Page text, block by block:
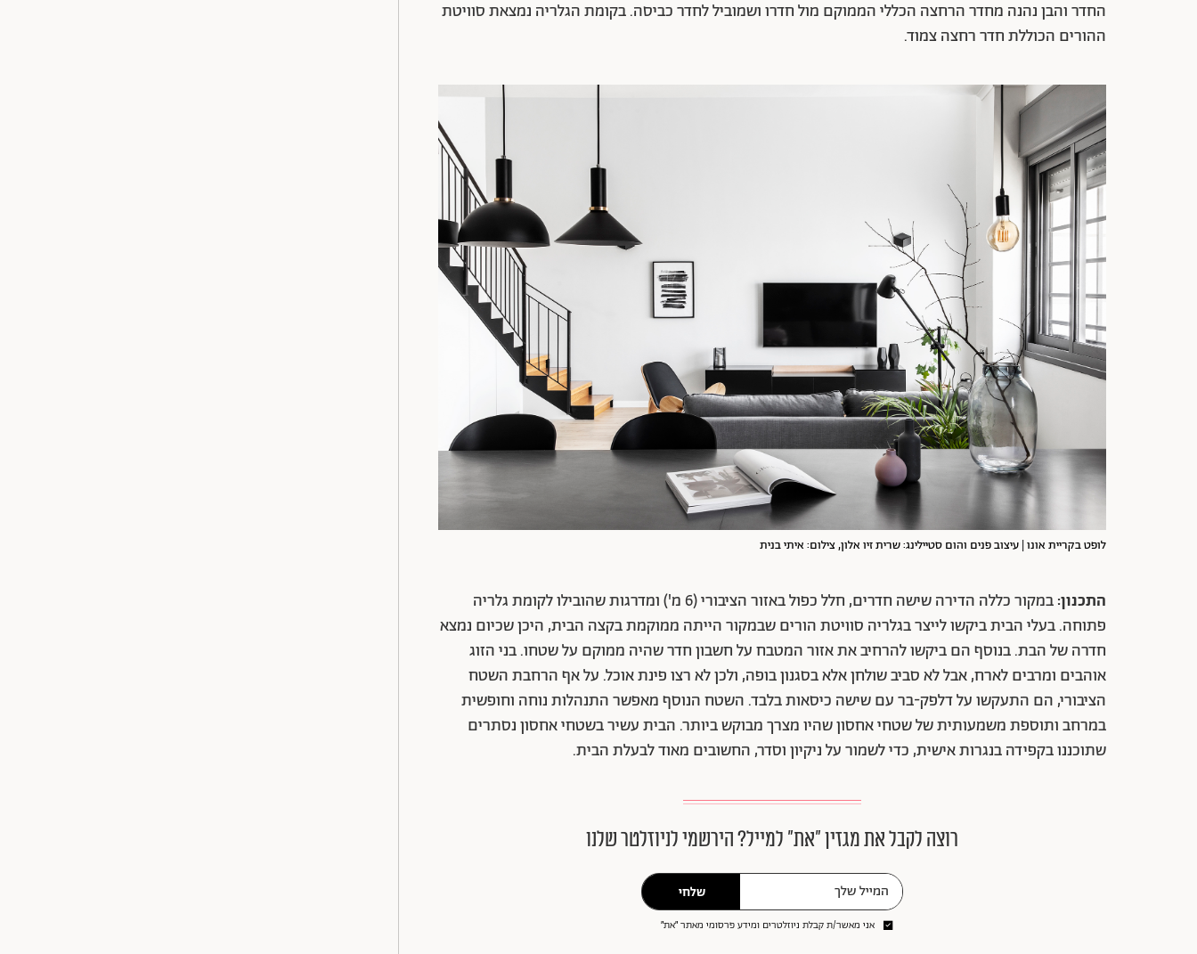
החדר והבן נהנה מחדר הרחצה הכללי הממוקם מול חדרו ושמוביל לחדר כביסה. בקומת הגלריה נמצאת סוויטת
ההורים הכוללת חדר רחצה צמוד.
לופט בקריית אונו | עיצוב פנים והום סטיילינג: שרית זיו אלון, צילום: איתי בנית
התכנון:במקור
כללה הדירה שישה חדרים, חלל כפול באזור הציבורי (6 מ') ומדרגות שהובילו לקומת גלריה
פתוחה. בעלי הבית ביקשו לייצר בגלריה סוויטת הורים שבמקור הייתה ממוקמת בקצה הבית, היכן שכיום נמצא
חדרה של הבת. בנוסף הם ביקשו להרחיב את אזור המטבח על חשבון חדר שהיה ממוקם על שטחו. בני הזוג
אוהבים ומרבים לארח, אבל לא סביב שולחן אלא בסגנון בופה, ולכן לא רצו פינת אוכל. על אף הרחבת השטח
הציבורי, הם התעקשו על דלפק-בר עם שישה כיסאות בלבד. השטח הנוסף מאפשר התנהלות נוחה וחופשית
במרחב ותוספת משמעותית של שטחי אחסון שהיו מצרך מבוקש ביותר. הבית עשיר בשטחי אחסון נסתרים
שתוכננו בקפידה בנגרות אישית, כדי לשמור על ניקיון וסדר, החשובים מאוד לבעלת הבית.
רוצה לקבל את מגזין ״את״ למייל? הירשמי לניוזלטר שלנו
שלחי
אני מאשר/ת קבלת ניוזלטרים ומידע פרסומי מאתר ״את״